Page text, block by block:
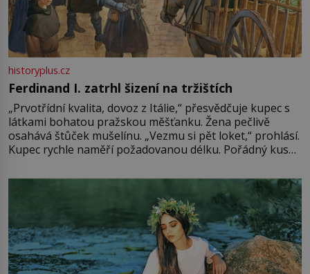
historyplus.cz
Ferdinand I. zatrhl šizení na tržištích
„Prvotřídní kvalita, dovoz z Itálie,“ přesvědčuje kupec s
látkami bohatou pražskou měšťanku. Žena pečlivě
osahává štůček mušelínu. „Vezmu si pět loket,“ prohlásí.
Kupec rychle naměří požadovanou délku. Pořádný kus
milostpaní. Stačí jenom na sukni,“ zhodnotí švadlena
množství růžového mušelínu. „Ošidili vás, podívejte.“
Vezme do ruky dřevěnou